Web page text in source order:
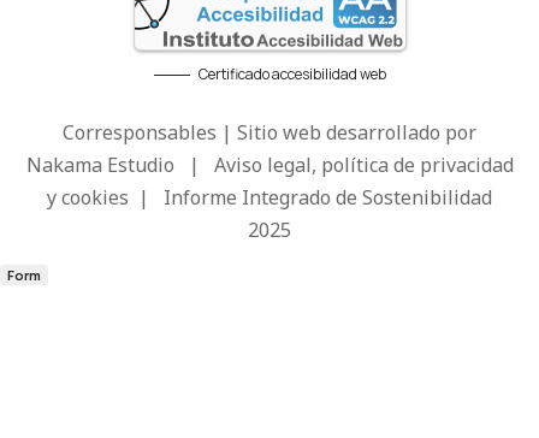
Certificado accesibilidad web
Corresponsables | Sitio web desarrollado por
Nakama Estudio | Aviso legal, política de privacidad
y cookies | Informe Integrado de Sostenibilidad
2025
Form